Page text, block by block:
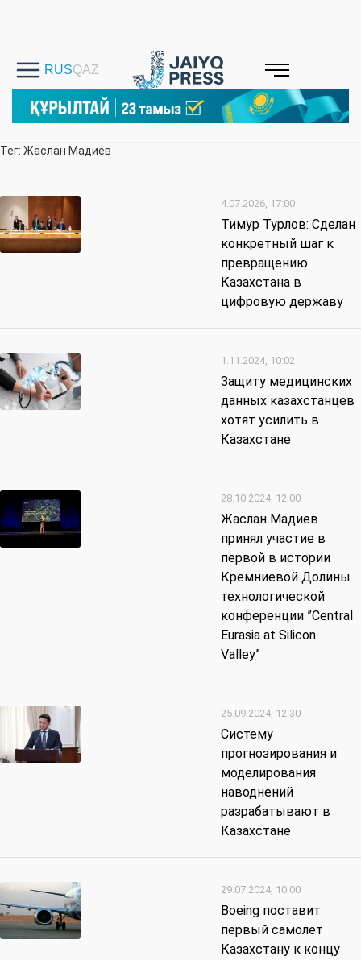
Тег: Жаслан Мадиев
4.07.2026, 17:00
Тимур Турлов: Сделан
конкретный шаг к
превращению
Казахстана в
цифровую державу
1.11.2024, 10:02
Защиту медицинских
данных казахстанцев
хотят усилить в
Казахстане
28.10.2024, 12:00
Жаслан Мадиев
принял участие в
первой в истории
Кремниевой Долины
технологической
конференции ”Central
Eurasia at Silicon
Valley”
25.09.2024, 12:30
Систему
прогнозирования и
моделирования
наводнений
разрабатывают в
Казахстане
29.07.2024, 10:00
Boeing поставит
первый самолет
Казахстану к концу